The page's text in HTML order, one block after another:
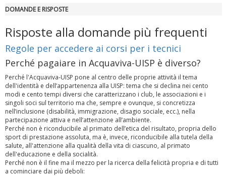
Luglio 2026: "Pensando con i piedi, si possono fare le
rivoluzioni"
DOMANDE E RISPOSTE
Risposte alla domande più frequenti
Regole per accedere ai corsi per i tecnici
Perché pagaiare in Acquaviva-UISP è diverso?
Perché l'Acquaviva-UISP pone al centro delle proprie attività il tema
dell'identità e dell’appartenenza alla UISP: tema che si declina nei cento
modi e cento tempi diversi che caratterizzano i club, le associazioni e i
singoli soci sul territorio ma che, sempre e ovunque, si concretizza
nell’inclusione (disabilità, immigrazione, disagio sociale, ecc.), nella
partecipazione attiva e nell’attenzione all’ambiente.
Perché non è riconducibile al primato dell’etica del risultato, propria dello
sport di prestazione assoluta, ma è, invece, riconducibile alla tutela della
salute, all'attenzione alla qualità della vita di ciascuno, al primato
dell'educazione e della socialità.
Perché non è il fine ma il mezzo per la ricerca della felicità propria e di tutti
a cominciare dai più deboli: